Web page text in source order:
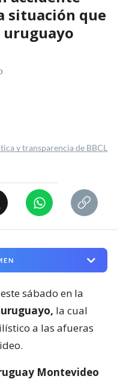
situación que
y transparencia de BBCL
sábado en la
la cual
a las afueras
Montevideo